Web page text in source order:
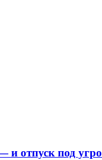
и отпуск под